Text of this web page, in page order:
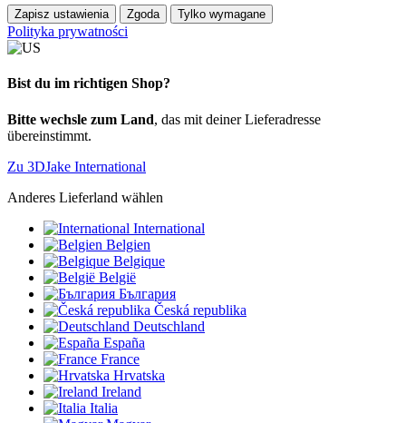
Zapisz ustawienia Zgoda Tylko wymagane
Polityka prywatności
Bist du im richtigen Shop?
Bitte wechsle zum Land, das mit deiner Lieferadresse
übereinstimmt.
Zu 3DJake International
Anderes Lieferland wählen
International
Belgien
Belgique
België
България
Česká republika
Deutschland
España
France
Hrvatska
Ireland
Italia